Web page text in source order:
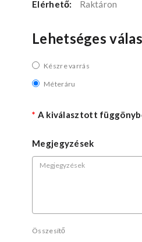
Elérhető:
Raktáron
Lehetséges
Készre varrás
Méteráru
A kiválasztott
Megjegyzések
Összesítő